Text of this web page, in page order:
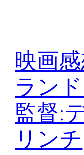
映画
ラン
監督:
リンチ